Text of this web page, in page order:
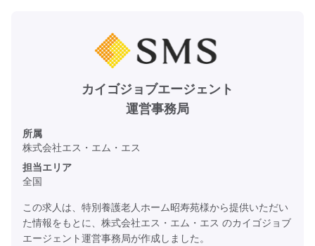
カイゴジョブエージェント
運営事務局
所属
株式会社エス・エム・エス
担当エリア
全国
この求人は、特別養護老人ホーム昭寿苑様から提供いただい
た情報をもとに、株式会社エス・エム・エス のカイゴジョブ
エージェント運営事務局が作成しました。